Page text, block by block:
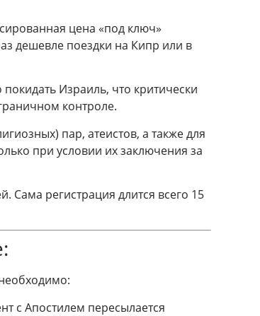
цена «под ключ»
дешевле поездки на Кипр или в
Израиль, что критически
контроле.
пар, атеистов, а также для
при условии их заключения за
Сама регистрация длится всего 15
с Апостилем пересылается